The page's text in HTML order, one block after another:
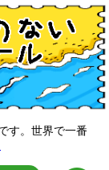
す。世界で一番